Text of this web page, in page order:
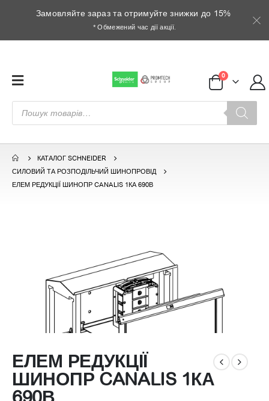
Замовляйте зараз та отримуйте знижки до 15%
* Обмежений час дії акції.
Пошук
товарів
0
КАТАЛОГ SCHNEIDER
СИЛОВИЙ ТА РОЗПОДІЛЬЧИЙ ШИНОПРОВІД
ЕЛЕМ РЕДУКЦІЇ ШИНОПР CANALIS 1КА 690В
ЕЛЕМ РЕДУКЦІЇ
ШИНОПР CANALIS 1КА